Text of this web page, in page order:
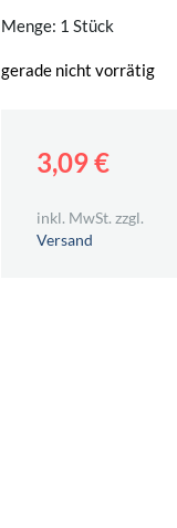
Menge: 1 Stück
gerade nicht vorrätig
3,09 €
inkl. MwSt. zzgl.
Versand